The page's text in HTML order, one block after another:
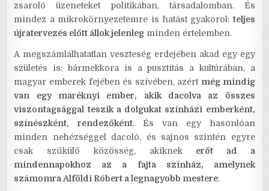
zsaroló üzeneteket politikában, társadalomban. És
mindez a mikrokörnyezetemre is hatást gyakorol:teljes
újratervezés előtt állok jelenleg minden értelemben.
A megszámlálhatatlan veszteség erdejében akad egy-egy
születés is: bármekkora is a pusztítás a kultúrában, a
magyar emberek fejében és szívében, azért még mindig
van egy maréknyi ember, akik dacolva az összes
viszontagsággal teszik a dolgukat színházi emberként,
színészként, rendezőként. És van egy hasonlóan
minden nehézséggel dacoló, és sajnos szintén egyre
csak szűkülő közösség, akiknek erőt ad a
mindennapokhoz az a fajta színház, amelynek
számomra Alföldi Róbert a legnagyobb mestere.